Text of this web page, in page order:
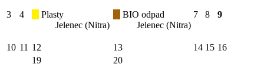
3 4
Plasty
Jelenec (Nitra)
BIO odpad
Jelenec (Nitra)
7 8 9
10 11 12 13 14 15 16
19
20